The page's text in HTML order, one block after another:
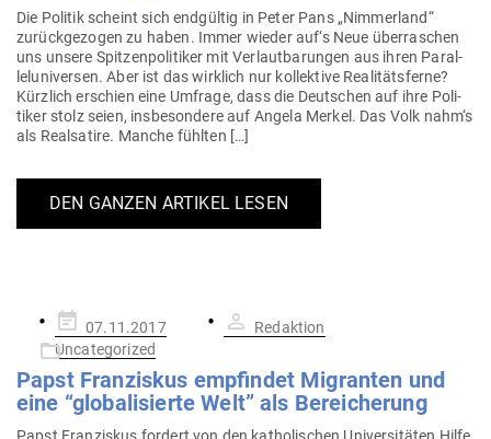
Die Politik scheint sich end­gültig in Peter Pans „Nim­merland“
zurück­ge­zogen zu haben. Immer wieder auf‘s Neue über­ra­schen
uns unsere Spit­zen­po­li­tiker mit Ver­laut­ba­rungen aus ihren Par­al­
lel­uni­versen. Aber ist das wirklich nur kol­lektive Rea­li­täts­ferne?
Kürzlich erschien eine Umfrage, dass die Deut­schen auf ihre Poli­
tiker stolz seien, ins­be­sondere auf Angela Merkel. Das Volk nahm‘s
als Real­satire. Manche fühlten […]
DEN GANZEN ARTIKEL LESEN
Gepostet
am
07.11.2017
Redaktion
Uncategorized
Papst Fran­ziskus emp­findet Migranten und
eine “glo­ba­li­sierte Welt” als Bereicherung